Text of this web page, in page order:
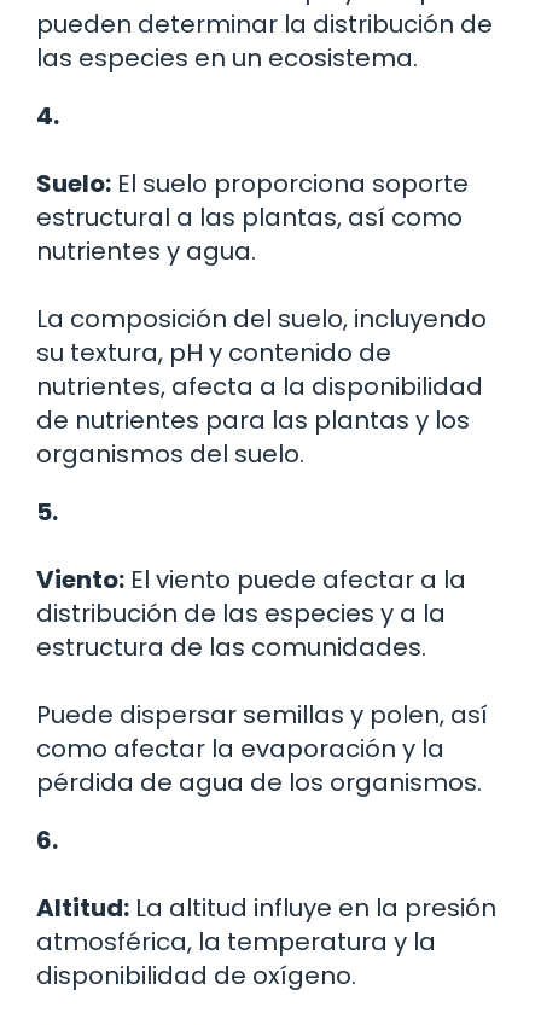
pueden determinar la distribución de
las especies en un ecosistema.
4.
Suelo: El suelo proporciona soporte
estructural a las plantas, así como
nutrientes y agua.
La composición del suelo, incluyendo
su textura, pH y contenido de
nutrientes, afecta a la disponibilidad
de nutrientes para las plantas y los
organismos del suelo.
5.
Viento: El viento puede afectar a la
distribución de las especies y a la
estructura de las comunidades.
Puede dispersar semillas y polen, así
como afectar la evaporación y la
pérdida de agua de los organismos.
6.
Altitud: La altitud influye en la presión
atmosférica, la temperatura y la
disponibilidad de oxígeno.